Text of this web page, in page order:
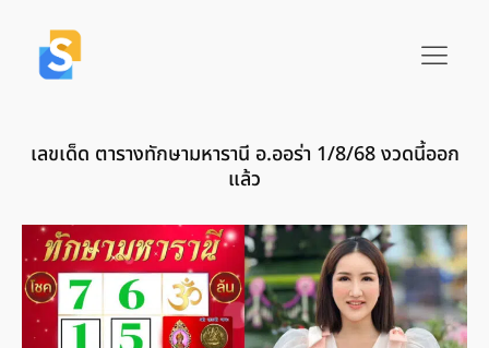
เลขเด็ด ตารางทักษามหารานี อ.ออร่า 1/8/68 งวดนี้ออก
แล้ว